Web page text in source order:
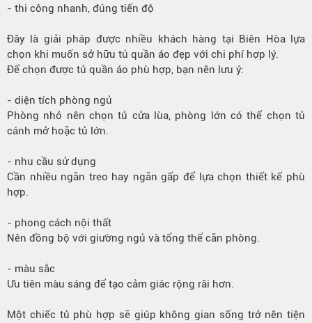
- thi công nhanh, đúng tiến độ
Đây là giải pháp được nhiều khách hàng tại Biên Hòa lựa
chọn khi muốn sở hữu tủ quần áo đẹp với chi phí hợp lý.
Để chọn được tủ quần áo phù hợp, bạn nên lưu ý:
- diện tích phòng ngủ
Phòng nhỏ nên chọn tủ cửa lùa, phòng lớn có thể chọn tủ
cánh mở hoặc tủ lớn.
- nhu cầu sử dụng
Cần nhiều ngăn treo hay ngăn gấp để lựa chọn thiết kế phù
hợp.
- phong cách nội thất
Nên đồng bộ với giường ngủ và tổng thể căn phòng.
- màu sắc
Ưu tiên màu sáng để tạo cảm giác rộng rãi hơn.
Một chiếc tủ phù hợp sẽ giúp không gian sống trở nên tiện